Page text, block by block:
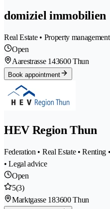
domiziel immobilien
Real Estate • Property
Open
Aarestrasse 143600 Thun
Book appointment
HEV Region Thun
Federation • Real Estate •
• Legal advice
Open
5(3)
Marktgasse 183600 Thun